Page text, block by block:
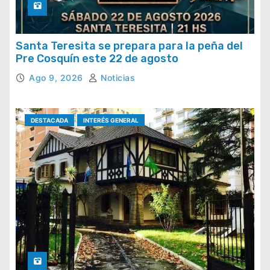
Santa Teresita se prepara para la peña del
Pre Cosquín este 22 de agosto
Ago 9, 2026 Noticias
DESTACADA INTERÉS GENERAL